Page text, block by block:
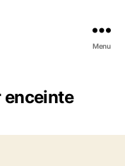
Menu
enceinte